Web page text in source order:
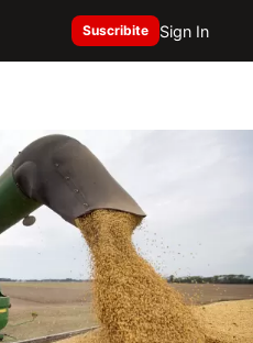
Suscribite Sign In